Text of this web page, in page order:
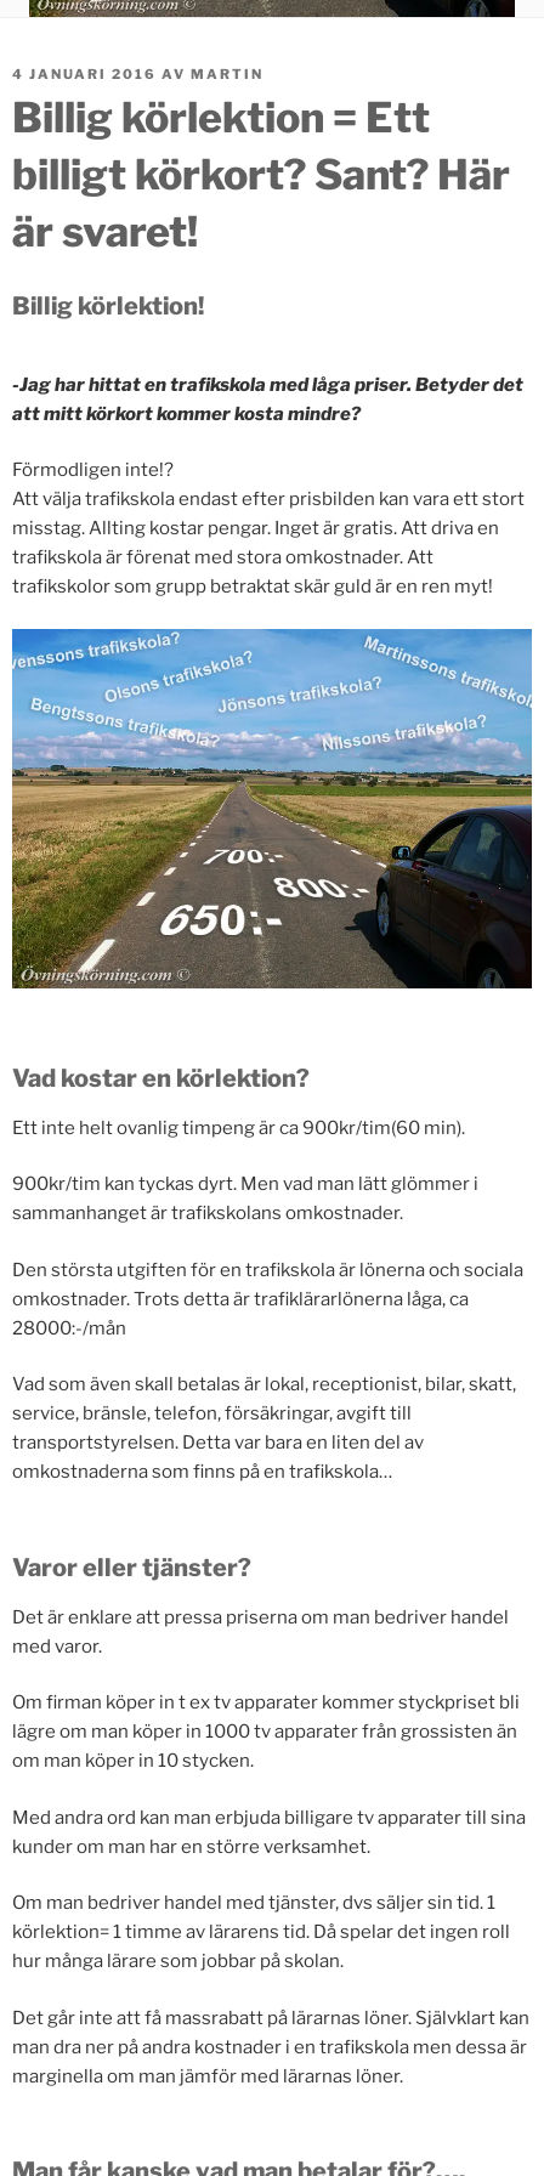
PUBLICERAT
4 JANUARI 2016 AV MARTIN
Billig körlektion = Ett
billigt körkort? Sant? Här
är svaret!
Billig körlektion!
-Jag har hittat en trafikskola med låga priser. Betyder det
att mitt körkort kommer kosta mindre?
Förmodligen inte!?
Att välja trafikskola endast efter prisbilden kan vara ett stort
misstag. Allting kostar pengar. Inget är gratis. Att driva en
trafikskola är förenat med stora omkostnader. Att
trafikskolor som grupp betraktat skär guld är en ren myt!
Vad kostar en körlektion?
Ett inte helt ovanlig timpeng är ca 900kr/tim(60 min).
900kr/tim kan tyckas dyrt. Men vad man lätt glömmer i
sammanhanget är trafikskolans omkostnader.
Den största utgiften för en trafikskola är lönerna och sociala
omkostnader. Trots detta är trafiklärarlönerna låga, ca
28000:-/mån
Vad som även skall betalas är lokal, receptionist, bilar, skatt,
service, bränsle, telefon, försäkringar, avgift till
transportstyrelsen. Detta var bara en liten del av
omkostnaderna som finns på en trafikskola…
Varor eller tjänster?
Det är enklare att pressa priserna om man bedriver handel
med varor.
Om firman köper in t ex tv apparater kommer styckpriset bli
lägre om man köper in 1000 tv apparater från grossisten än
om man köper in 10 stycken.
Med andra ord kan man erbjuda billigare tv apparater till sina
kunder om man har en större verksamhet.
Om man bedriver handel med tjänster, dvs säljer sin tid. 1
körlektion= 1 timme av lärarens tid. Då spelar det ingen roll
hur många lärare som jobbar på skolan.
Det går inte att få massrabatt på lärarnas löner. Självklart kan
man dra ner på andra kostnader i en trafikskola men dessa är
marginella om man jämför med lärarnas löner.